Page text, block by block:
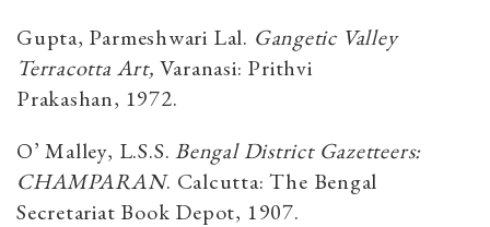
Gupta, Parmeshwari Lal. Gangetic Valley
Terracotta Art, Varanasi: Prithvi
Prakashan, 1972.
O’ Malley, L.S.S.Bengal District Gazetteers:
CHAMPARAN. Calcutta:The Bengal
Secretariat Book Depot, 1907.